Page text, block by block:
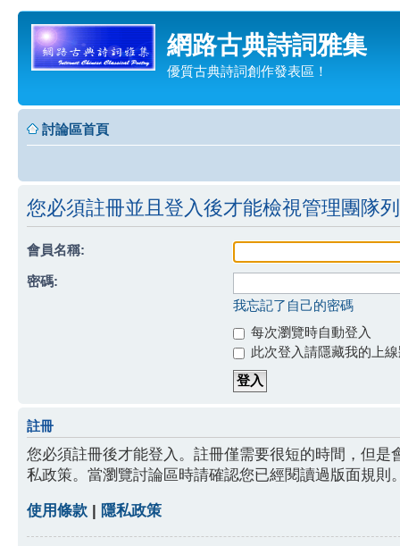
網路古典詩詞雅集
優質古典詩詞創作發表區！
討論區首頁
您必須註冊並且登入後才能檢視管理團隊
會員名稱:
密碼:
我忘記了自己的密碼
每次瀏覽時自動登入
此次登入請隱藏我的上
註冊
您必須註冊後才能登入。註冊僅需要很短的時間，但
私政策。當瀏覽討論區時請確認您已經閱讀過版面規則
使用條款 | 隱私政策